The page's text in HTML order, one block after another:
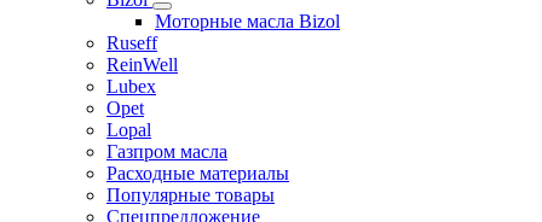
Моторные масла Bizol
Ruseff
ReinWell
Lubex
Opet
Lopal
Газпром масла
Расходные материалы
Популярные товары
Спецпредложение